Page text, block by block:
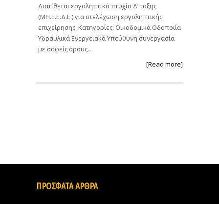
Διατίθεται εργοληπτικό πτυχίο Δ’ τάξης
(ΜΗ.Ε.Ε.Δ.Ε.) για στελέχωση εργοληπτικής
επιχείρησης. Κατηγορίες: Οικοδομικά Οδοποιία
Υδραυλικά Ενεργειακά Υπεύθυνη συνεργασία
με σαφείς όρους…
[Read more]
ΠΡΟΣΦΑΤΑ ΑΡΘΡΑ